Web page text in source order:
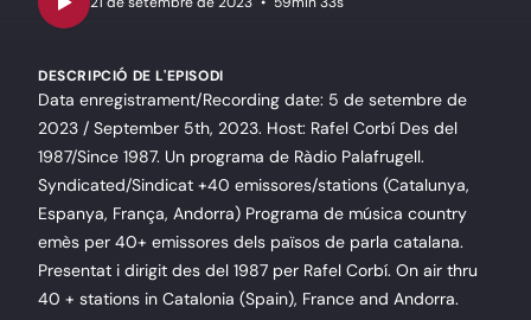
DESCRIPCIÓ DE L'EPISODI
Data enregistrament/Recording date: 5 de setembre de
2023 / September 5th, 2023. Host: Rafel Corbí Des del
1987/Since 1987. Un programa de Ràdio Palafrugell.
Syndicated/Sindicat +40 emissores/stations (Catalunya,
Espanya, França, Andorra) Programa de música country
emès per 40+ emissores dels països de parla catalana.
Presentat i dirigit des del 1987 per Rafel Corbí. On air thru
40 + stations in Catalonia (Spain), France and Andorra.